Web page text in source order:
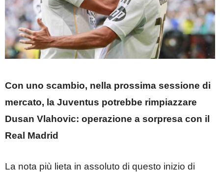
Con uno scambio, nella prossima sessione di
mercato, la Juventus potrebbe rimpiazzare
Dusan Vlahovic: operazione a sorpresa con il
Real Madrid
La nota più lieta in assoluto di questo inizio di